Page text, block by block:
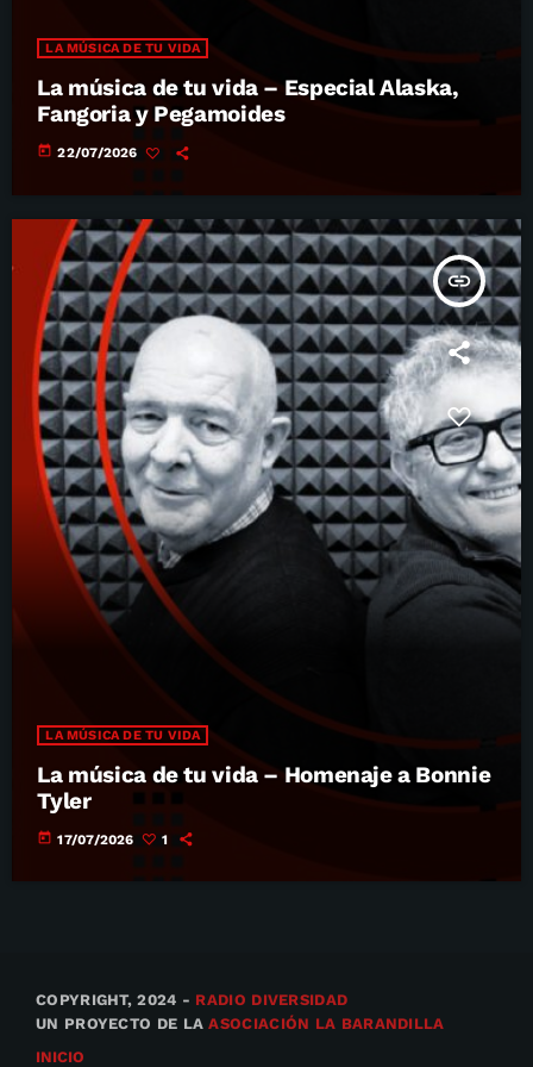
LA MÚSICA DE TU VIDA
La música de tu vida – Especial Alaska,
Fangoria y Pegamoides
today 22/07/2026
insert_link
LA MÚSICA DE TU VIDA
La música de tu vida – Homenaje a Bonnie
Tyler
today 17/07/2026 1
COPYRIGHT, 2024 - RADIO DIVERSIDAD
UN PROYECTO DE LAASOCIACIÓN LA BARANDILLA
INICIO